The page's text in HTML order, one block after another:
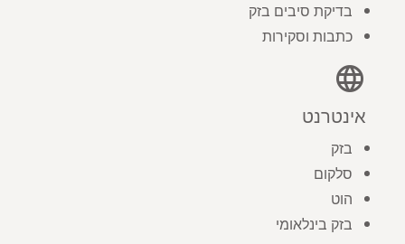
בדיקת סיבים בזק
כתבות וסקירות
language
אינטרנט
בזק
סלקום
הוט
בזק בינלאומי